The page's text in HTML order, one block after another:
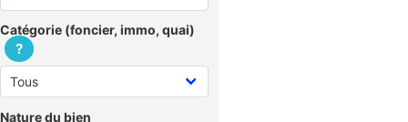
Catégorie (foncier, immo, quai)
?
Nature du bien